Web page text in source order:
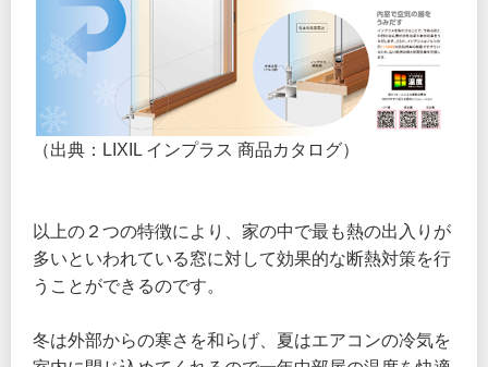
（出典：LIXIL インプラス 商品カタログ）
以上の２つの特徴により、家の中で最も熱の出入りが
多いといわれている窓に対して効果的な断熱対策を行
うことができるのです。
冬は外部からの寒さを和らげ、夏はエアコンの冷気を